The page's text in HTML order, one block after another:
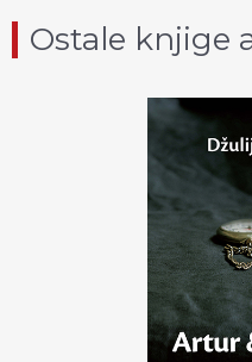
Ostale knjige